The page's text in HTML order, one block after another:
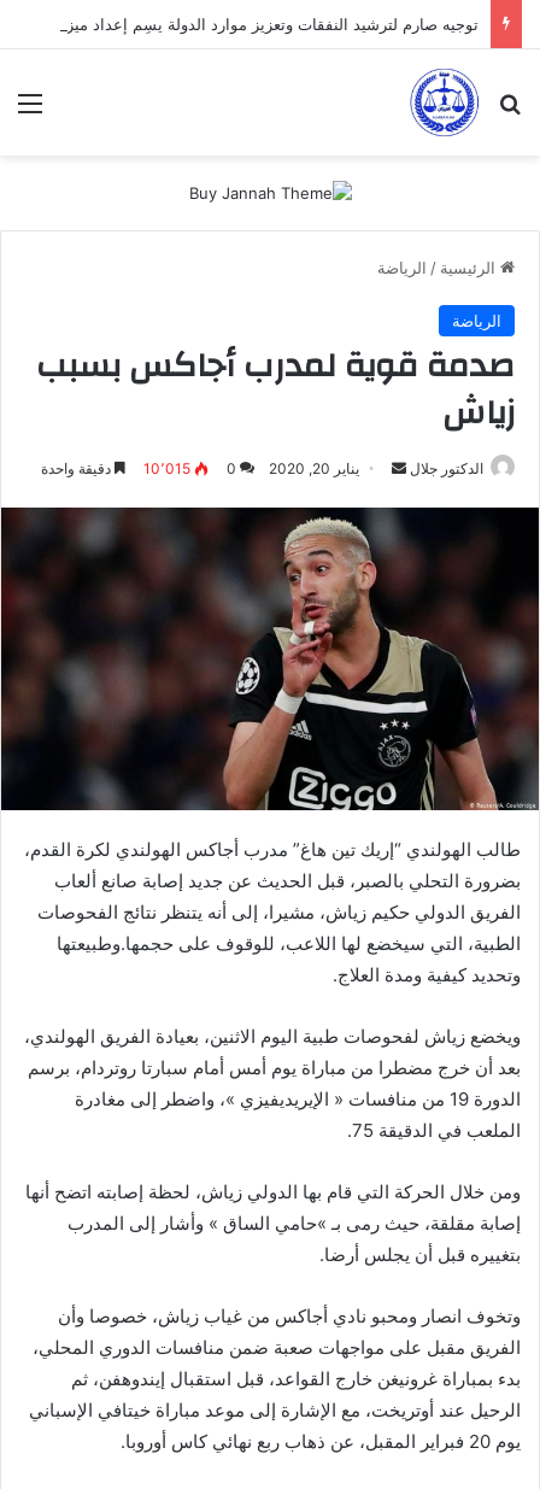
بحث عن
الرئيسية / الرياضة
الرياضة
صدمة قوية لمدرب أجاكس بسبب
زياش
الدكتور جلال
أرسل
إلكترونيا
يناير 20, 2020 0 10٬015 دقيقة واحدة
طالب الهولندي “إريك تين هاغ” مدرب أجاكس الهولندي لكرة القدم،
بضرورة التحلي بالصبر، قبل الحديث عن جديد إصابة صانع ألعاب
الفريق الدولي حكيم زياش، مشيرا، إلى أنه يتنظر نتائج الفحوصات
الطبية، التي سيخضع لها اللاعب، للوقوف على حجمها.وطبيعتها
وتحديد كيفية ومدة العلاج.
ويخضع زياش لفحوصات طبية اليوم الاثنين، بعيادة الفريق الهولندي،
بعد أن خرج مضطرا من مباراة يوم أمس أمام سبارتا روتردام، برسم
الدورة 19 من منافسات « الإيريديفيزي »، واضطر إلى مغادرة
الملعب في الدقيقة 75.
ومن خلال الحركة التي قام بها الدولي زياش، لحظة إصابته اتضح أنها
إصابة مقلقة، حيث رمى بـ »حامي الساق » وأشار إلى المدرب
بتغييره قبل أن يجلس أرضا.
وتخوف انصار ومحبو نادي أجاكس من غياب زياش، خصوصا وأن
الفريق مقبل على مواجهات صعبة ضمن منافسات الدوري المحلي،
بدء بمباراة غرونيغن خارج القواعد، قبل استقبال إيندوهفن، ثم
الرحيل عند أوتريخت، مع الإشارة إلى موعد مباراة خيتافي الإسباني
يوم 20 فبراير المقبل، عن ذهاب ربع نهائي كاس أوروبا.